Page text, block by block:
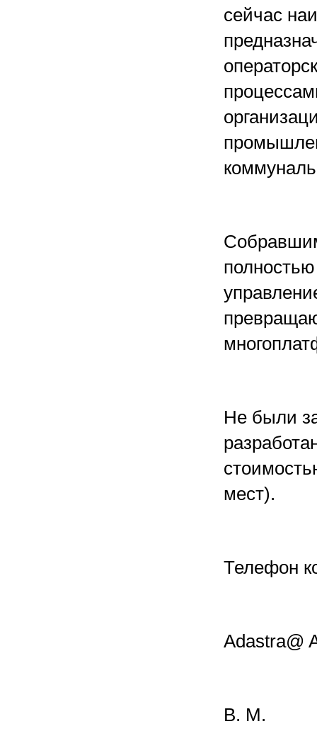
сейчас
Не были
мест).
Телефон
Adastra@
В. М.